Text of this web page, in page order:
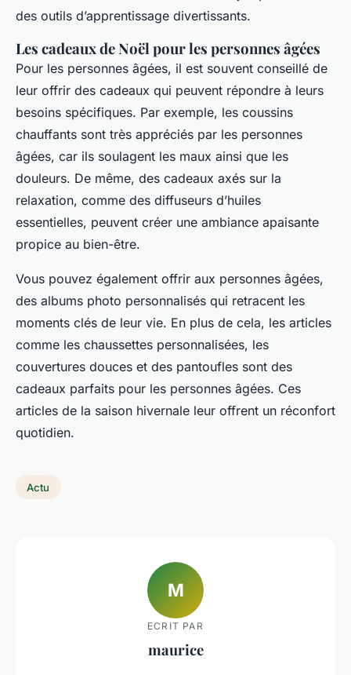
des outils d’apprentissage divertissants.
Les cadeaux de Noël pour les personnes âgées
Pour les personnes âgées, il est souvent conseillé de
leur offrir des cadeaux qui peuvent répondre à leurs
besoins spécifiques. Par exemple, les coussins
chauffants sont très appréciés par les personnes
âgées, car ils soulagent les maux ainsi que les
douleurs. De même, des cadeaux axés sur la
relaxation, comme des diffuseurs d’huiles
essentielles, peuvent créer une ambiance apaisante
propice au bien-être.
Vous pouvez également offrir aux personnes âgées,
des albums photo personnalisés qui retracent les
moments clés de leur vie. En plus de cela, les articles
comme les chaussettes personnalisées, les
couvertures douces et des pantoufles sont des
cadeaux parfaits pour les personnes âgées. Ces
articles de la saison hivernale leur offrent un réconfort
quotidien.
Actu
M
ECRIT PAR
maurice